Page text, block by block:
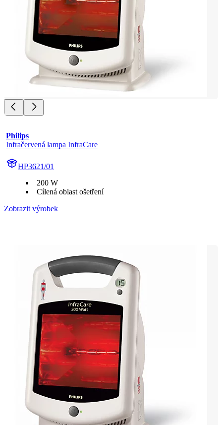
Philips
Infračervená lampa InfraCare
HP3621/01
200 W
Cílená oblast ošetření
Zobrazit výrobek